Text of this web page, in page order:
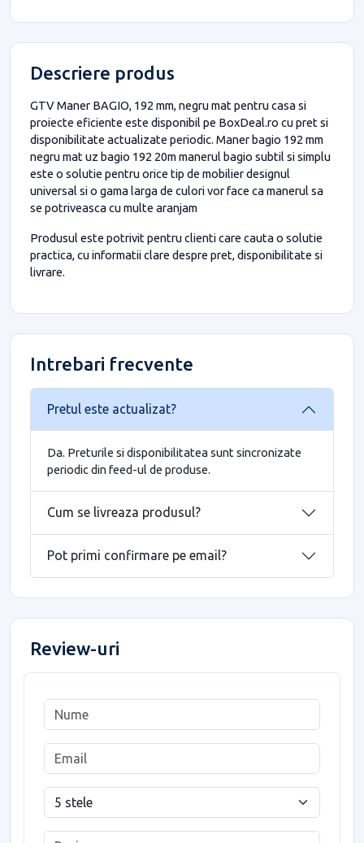
Descriere produs
GTV Maner BAGIO, 192 mm, negru mat pentru casa si
proiecte eficiente este disponibil pe BoxDeal.ro cu pret si
disponibilitate actualizate periodic. Maner bagio 192 mm
negru mat uz bagio 192 20m manerul bagio subtil si simplu
este o solutie pentru orice tip de mobilier designul
universal si o gama larga de culori vor face ca manerul sa
se potriveasca cu multe aranjam
Produsul este potrivit pentru clienti care cauta o solutie
practica, cu informatii clare despre pret, disponibilitate si
livrare.
Intrebari frecvente
Pretul este actualizat?
Da. Preturile si disponibilitatea sunt sincronizate
periodic din feed-ul de produse.
Cum se livreaza produsul?
Pot primi confirmare pe email?
Review-uri